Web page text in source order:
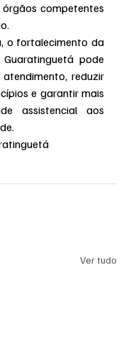
competentes
o fortalecimento da
pode
reduzir
e garantir mais
assistencial aos
Ver tudo